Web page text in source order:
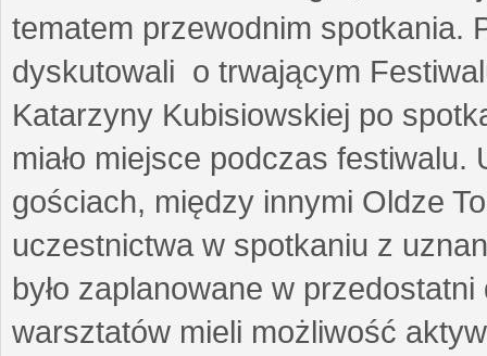
tematem przewodnim spotkania.
dyskutowali o trwającym
Katarzyny Kubisiowskiej po
miało miejsce podczas
gościach, między innymi Oldze
uczestnictwa w spotkaniu z
było zaplanowane w
warsztatów mieli możliwość